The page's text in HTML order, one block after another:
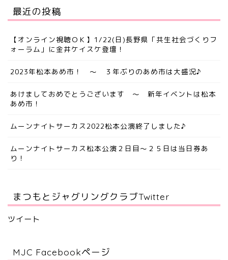
最近の投稿
【オンライン視聴ＯＫ】1/22(日)長野県「共生社会づくりフ
ォーラム」に金井ケイスケ登壇！
2023年松本あめ市！ ～ ３年ぶりのあめ市は大盛況♪
あけましておめでとうございます ～ 新年イベントは松本
あめ市！
ムーンナイトサーカス2022松本公演終了しました♪
ムーンナイトサーカス松本公演２日目～２５日は当日券あ
り！
まつもとジャグリングクラブTwitter
ツイート
MJC Facebookページ